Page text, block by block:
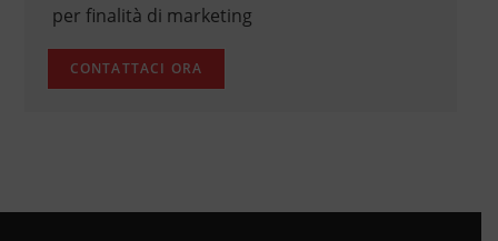
per finalità di marketing